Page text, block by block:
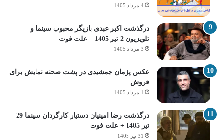
4 مرداد 1405
درگذشت اکبر عبدی بازیگر محبوب سینما و
تلویزیون 2 تیر 1405 + علت فوت
3 مرداد 1405
عکس پژمان جمشیدی در پشت صحنه نمایش برای
فروش
1 مرداد 1405
درگذشت رضا امینیان دستیار کارگردان سینما 29
تیر 1405 + علت فوت
31 تیر 1405